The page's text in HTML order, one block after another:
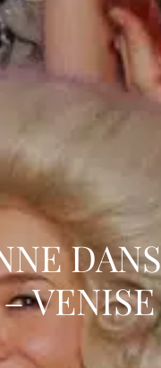
DANS
VENISE